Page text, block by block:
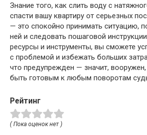
Знание того, как слить воду с
спасти вашу квартиру от серьезных
— это спокойно принимать ситуацию,
ней и следовать пошаговой
ресурсы и инструменты, вы сможете
с проблемой и избежать больших
что предупрежден — значит,
быть готовым к любым поворотам
Рейтинг
( Пока оценок нет )